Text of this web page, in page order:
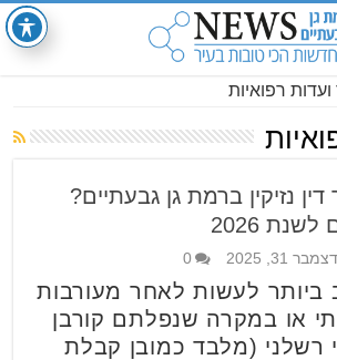
ועדות רפואיות
נזיקין ברמת גן גבעתיים?
2026
דצמבר 31, 2025 0
ביותר לעשות לאחר מעורבות
או במקרה שנפלתם קורבן
רשלני (מלבד כמובן קבלת